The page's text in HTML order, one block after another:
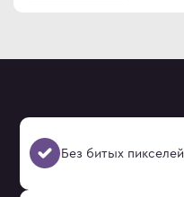
Без битых пикселей